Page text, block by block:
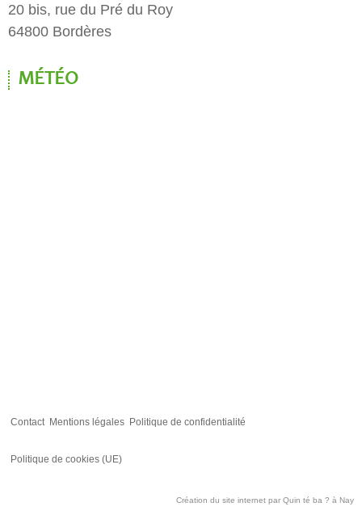
20 bis, rue du Pré du Roy
64800 Bordères
MÉTÉO
Contact Mentions légales Politique de confidentialité
Politique de cookies (UE)
Création du site internet par Quin té ba ? à Nay